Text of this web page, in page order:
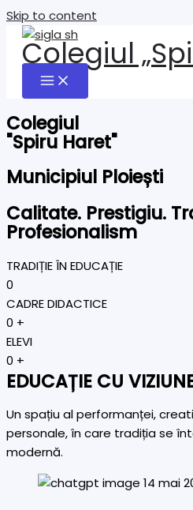
Skip to content
Colegiul
Colegiul
"Spiru Haret"
Municipiul Ploiești
Calitate. Prestigiu.
Profesionalism
TRADIȚIE ÎN EDUCAȚIE
0
CADRE DIDACTICE
0 +
ELEVI
0 +
EDUCAȚIE CU
Un spațiu al performanței,
personale, în care tradiția se
modernă.